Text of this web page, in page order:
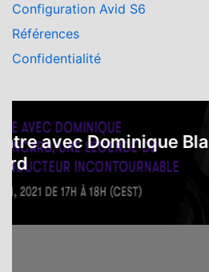
Configuration Avid S6
Références
Confidentialité
avec Dominique Blanc-